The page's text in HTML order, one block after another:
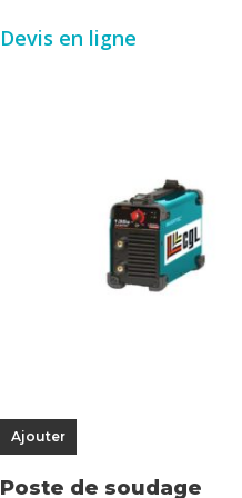
Devis en ligne
Ajouter
Poste de soudage